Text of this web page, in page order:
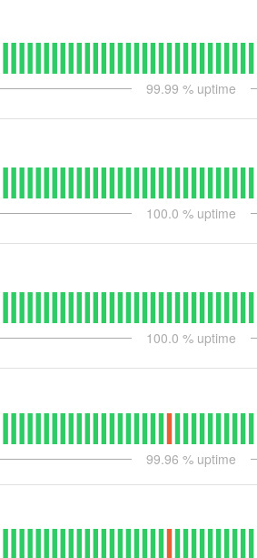
99.99 % uptime
100.0 % uptime
100.0 % uptime
99.96 % uptime